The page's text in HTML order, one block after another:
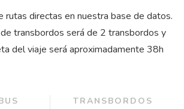
rutas directas en nuestra base de datos.
transbordos será de 2 transbordos y
del viaje será aproximadamente 38h
TRANSBORDOS